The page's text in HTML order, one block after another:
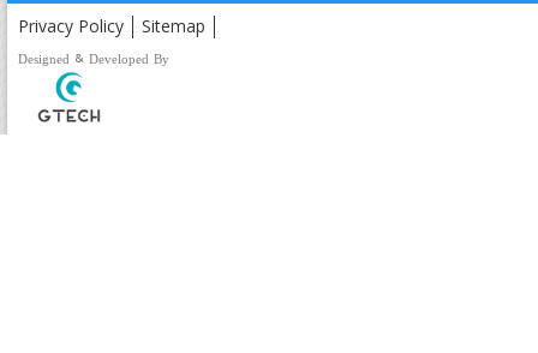
Privacy Policy Sitemap
Designed & Developed By